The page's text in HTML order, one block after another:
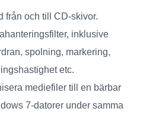
från och till CD-skivor.
inklusive
spolning, markering,
etc.
mediefiler till en bärbar
7-datorer under samma